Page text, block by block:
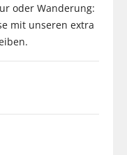
oder Wanderung:
mit unseren extra